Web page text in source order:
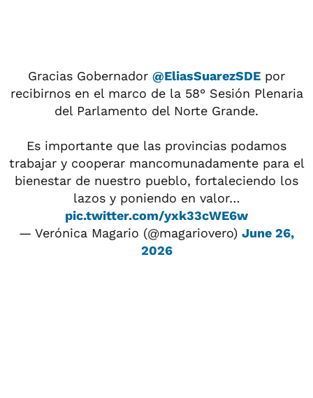
Gracias Gobernador @EliasSuarezSDE por
recibirnos en el marco de la 58° Sesión Plenaria
del Parlamento del Norte Grande.
Es importante que las provincias podamos
trabajar y cooperar mancomunadamente para el
bienestar de nuestro pueblo, fortaleciendo los
lazos y poniendo en valor…
pic.twitter.com/yxk33cWE6w
— Verónica Magario (@magariovero) June 26,
2026